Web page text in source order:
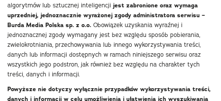
algorytmów lub sztucznej inteligencji jest zabronione oraz wymaga
uprzedniej, jednoznacznie wyrażonej zgody administratora serwisu –
Burda Media Polska sp. z o.o. Obowiązek uzyskania wyraźnej i
jednoznacznej zgody wymagany jest bez względu sposób pobierania,
zwielokrotniania, przechowywania lub innego wykorzystywania treści,
danych lub informacji dostępnych w ramach niniejszego serwisu oraz
wszystkich jego podstron, jak również bez względu na charakter tych
treści, danych i informacji.
Powyższe nie dotyczy wyłącznie przypadków wykorzystywania treści,
danych i informacji w celu umożliwienia i ułatwienia ich wyszukiwania